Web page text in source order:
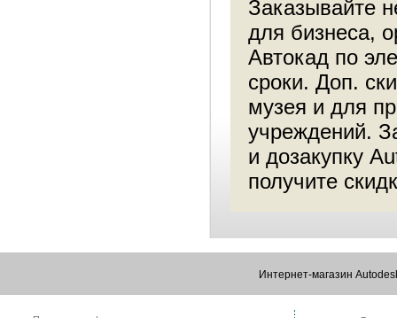
Заказывайте
для бизнеса,
Автокад по
сроки. Доп.
музея и для
учреждений.
и дозакупку
получите
Интернет-магазин